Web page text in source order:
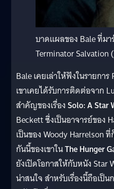
บาดแผลของ Bale ที่มา
Terminator Salvation
Bale เคยเล่าให้ฟังในรายกา
เขาเคยได้รับการติดต่อจาก
สำคัญของเรื่องSolo: A Star
Beckett ซึ่งเป็นอาจารย์ของ
เป็นของ Woody Harrelson
กันนี้ของเขาในThe Hunger
ยังเปิดโอกาสให้กับหนัง Star
น่าสนใจ สำหรับเรื่องนี้ถือเป็